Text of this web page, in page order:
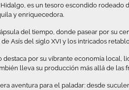
es un tesoro escondido rodeado
y enriquecedora.
del tiempo, donde pasear por su
Asís del siglo XVI y los intricados
destaca por su vibrante economía local,
lleva su producción más allá de las
aventura para el paladar: desde